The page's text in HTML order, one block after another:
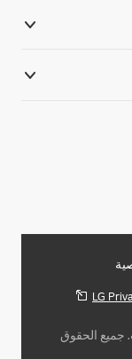
LG
جميع الحقوق